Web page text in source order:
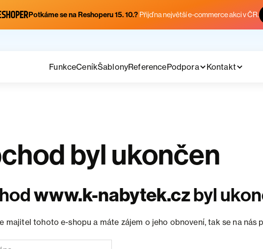
Potkáme se na Reshoperu 15. 10.? Přijď na největší e-commerce akci v ČR.
FunkceCeníkŠablonyReferencePodpora Kontakt
byl ukončen
www.k-nabytek.czbyl
majitel tohoto e-shopu a máte zájem o jeho obnovení, tak se na nás